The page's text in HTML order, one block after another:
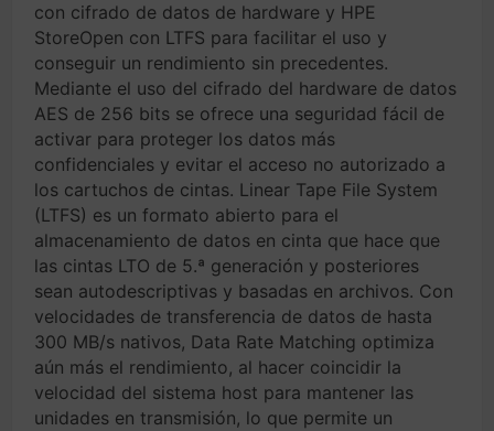
con cifrado de datos de hardware y HPE
StoreOpen con LTFS para facilitar el uso y
conseguir un rendimiento sin precedentes.
Mediante el uso del cifrado del hardware de datos
AES de 256 bits se ofrece una seguridad fácil de
activar para proteger los datos más
confidenciales y evitar el acceso no autorizado a
los cartuchos de cintas. Linear Tape File System
(LTFS) es un formato abierto para el
almacenamiento de datos en cinta que hace que
las cintas LTO de 5.ª generación y posteriores
sean autodescriptivas y basadas en archivos. Con
velocidades de transferencia de datos de hasta
300 MB/s nativos, Data Rate Matching optimiza
aún más el rendimiento, al hacer coincidir la
velocidad del sistema host para mantener las
unidades en transmisión, lo que permite un